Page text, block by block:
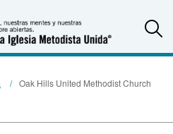
Oak Hills United Methodist Church